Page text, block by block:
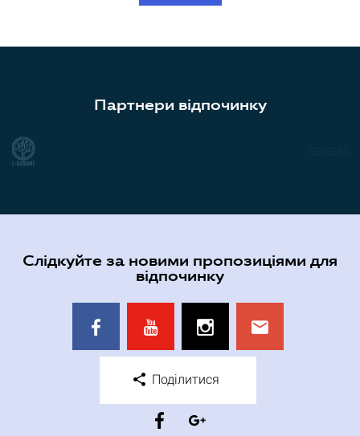
Партнери відпочинку
Слідкуйте за новими пропозиціями для
відпочинку
Поділитися